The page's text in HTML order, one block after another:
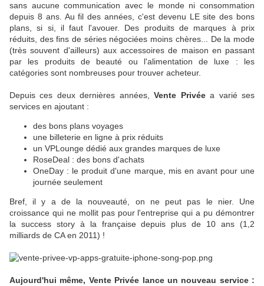
sans aucune communication avec le monde ni consommation
depuis 8 ans. Au fil des années, c'est devenu LE site des bons
plans, si si, il faut l'avouer. Des produits de marques à prix
réduits, des fins de séries négociées moins chères... De la mode
(très souvent d'ailleurs) aux accessoires de maison en passant
par les produits de beauté ou l'alimentation de luxe : les
catégories sont nombreuses pour trouver acheteur.
Depuis ces deux dernières années,Vente Privéea varié ses
services en ajoutant :
des bons plans voyages
une billeterie en ligne à prix réduits
un VPLounge dédié aux grandes marques de luxe
RoseDeal : des bons d'achats
OneDay : le produit d'une marque, mis en avant pour une
journée seulement
Bref, il y a de la nouveauté, on ne peut pas le nier. Une
croissance qui ne mollit pas pour l'entreprise qui a pu démontrer
la success story à la française depuis plus de 10 ans (1,2
milliards de CA en 2011) !
Aujourd'hui même, Vente Privée lance un nouveau service :